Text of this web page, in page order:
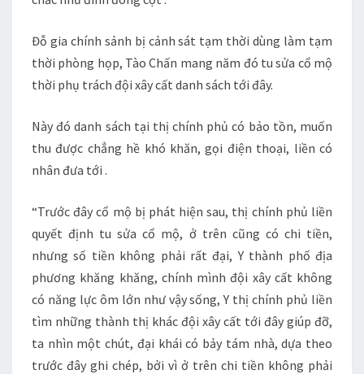
Đỗ gia chính sảnh bị cảnh sát tạm thời dùng làm tạm
thời phòng họp, Tào Chấn mang năm đó tu sửa cổ mộ
thời phụ trách đội xây cất danh sách tới đây.
Này đó danh sách tại thị chính phủ có bảo tồn, muốn
thu được chẳng hề khó khăn, gọi điện thoại, liền có
nhân đưa tới .
“Trước đây cổ mộ bị phát hiện sau, thị chính phủ liền
quyết định tu sửa cổ mộ, ở trên cũng có chi tiền,
nhưng số tiền không phải rất đại, Y thành phố địa
phương khăng khăng, chính mình đội xây cất không
có năng lực ôm lớn như vậy sống, Y thị chính phủ liền
tìm những thành thị khác đội xây cất tới đây giúp đỡ,
ta nhìn một chút, đại khái có bảy tám nhà, dựa theo
trước đây ghi chép, bởi vì ở trên chi tiền không phải